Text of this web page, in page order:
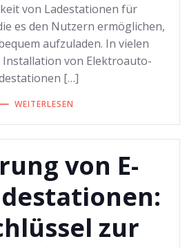
von Ladestationen für
es den Nutzern ermöglichen,
aufzuladen. In vielen
Installation von Elektroauto-
[…]
WEITERLESEN
von E-
zur